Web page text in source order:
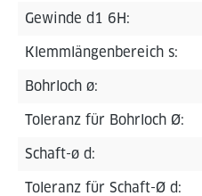
Gewinde d1 6H:
Klemmlängenbereich s:
Bohrloch ø:
Toleranz für Bohrloch Ø:
Schaft-ø d:
Toleranz für Schaft-Ø d: